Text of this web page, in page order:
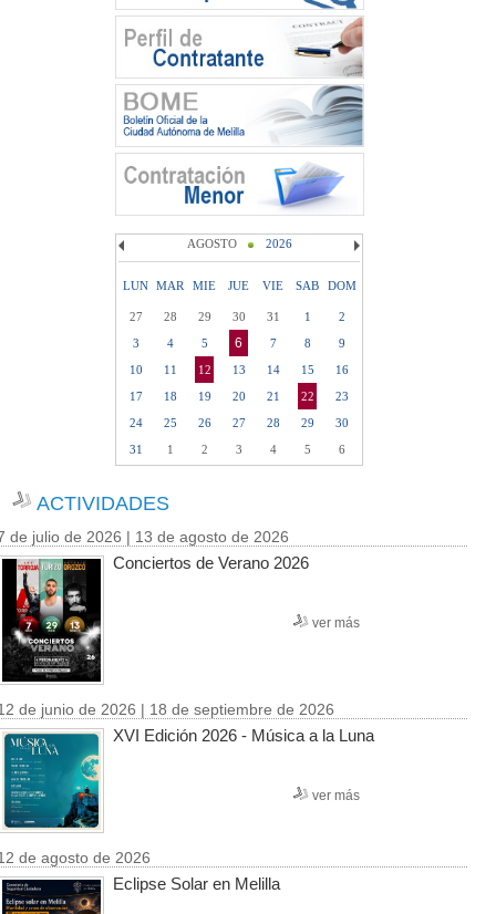
AGOSTO 2026
LUN MAR MIE JUE VIE SAB DOM
27 28 29 30 31 1
2
3
4 5 6 7 8
9
10
11 12 13 14 15
16
17
18 19 20 21 22
23
24
25 26 27 28 29
30
31
1 2 3 4 5 6
ACTIVIDADES
de julio de 2026 | 13 de agosto de 2026
Conciertos de Verano 2026
ver más
de junio de 2026 | 18 de septiembre de 2026
XVI Edición 2026 - Música a la Luna
ver más
de agosto de 2026
Eclipse Solar en Melilla